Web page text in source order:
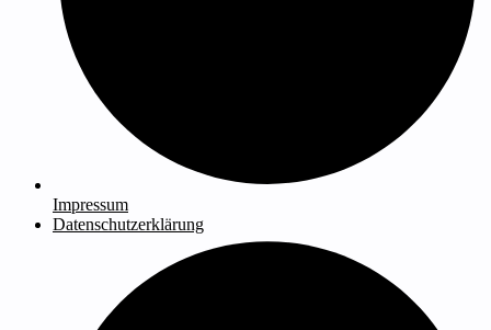
Impressum
Datenschutzerklärung